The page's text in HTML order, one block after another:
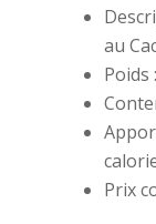
au
Poids
Prix